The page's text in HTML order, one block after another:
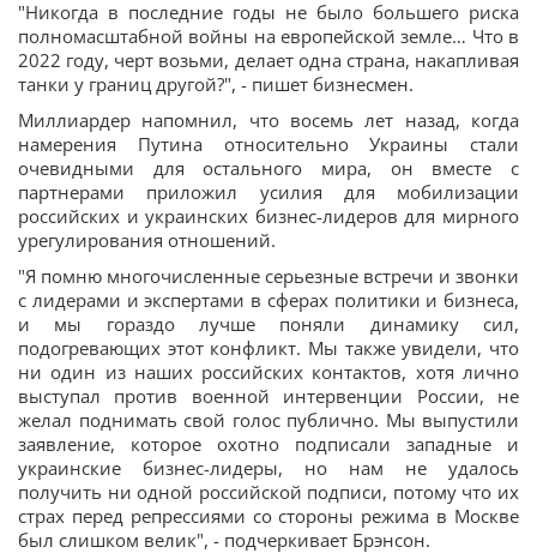
"Никогда в последние годы не было большего риска
полномасштабной войны на европейской земле… Что в
2022 году, черт возьми, делает одна страна, накапливая
танки у границ другой?", - пишет бизнесмен.
Миллиардер напомнил, что восемь лет назад, когда
намерения Путина относительно Украины стали
очевидными для остального мира, он вместе с
партнерами приложил усилия для мобилизации
российских и украинских бизнес-лидеров для мирного
урегулирования отношений.
"Я помню многочисленные серьезные встречи и звонки
с лидерами и экспертами в сферах политики и бизнеса,
и мы гораздо лучше поняли динамику сил,
подогревающих этот конфликт. Мы также увидели, что
ни один из наших российских контактов, хотя лично
выступал против военной интервенции России, не
желал поднимать свой голос публично. Мы выпустили
заявление, которое охотно подписали западные и
украинские бизнес-лидеры, но нам не удалось
получить ни одной российской подписи, потому что их
страх перед репрессиями со стороны режима в Москве
был слишком велик", - подчеркивает Брэнсон.